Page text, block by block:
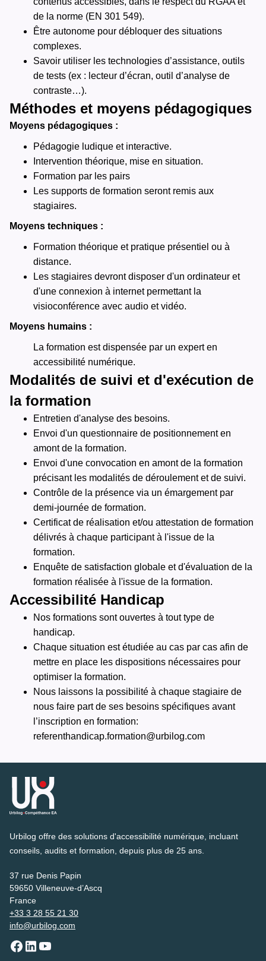
de la norme (EN 301 549).
Être autonome pour débloquer des situations
complexes.
Savoir utiliser les technologies d’assistance, outils
de tests (ex : lecteur d’écran, outil d’analyse de
contraste…).
Méthodes et moyens pédagogiques
Moyens pédagogiques :
Pédagogie ludique et interactive.
Intervention théorique, mise en situation.
Formation par les pairs
Les supports de formation seront remis aux
stagiaires.
Moyens techniques :
Formation théorique et pratique présentiel ou à
distance.
Les stagiaires devront disposer d'un ordinateur et
d'une connexion à internet permettant la
visioconférence avec audio et vidéo.
Moyens humains :
La formation est dispensée par un expert en
accessibilité numérique.
Modalités de suivi et d'exécution de
la formation
Entretien d'analyse des besoins.
Envoi d'un questionnaire de positionnement en
amont de la formation.
Envoi d'une convocation en amont de la formation
précisant les modalités de déroulement et de suivi.
Contrôle de la présence via un émargement par
demi-journée de formation.
Certificat de réalisation et/ou attestation de formation
délivrés à chaque participant à l'issue de la
formation.
Enquête de satisfaction globale et d'évaluation de la
formation réalisée à l'issue de la formation.
Accessibilité Handicap
Nos formations sont ouvertes à tout type de
handicap.
Chaque situation est étudiée au cas par cas afin de
mettre en place les dispositions nécessaires pour
optimiser la formation.
Nous laissons la possibilité à chaque stagiaire de
nous faire part de ses besoins spécifiques avant
l’inscription en formation:
referenthandicap.formation@urbilog.com
Urbilog offre des solutions d'accessibilité numérique, incluant
conseils, audits et formation, depuis plus de 25 ans.
37 rue Denis Papin
59650 Villeneuve-d’Ascq
France
+33 3 28 55 21 30
info@urbilog.com